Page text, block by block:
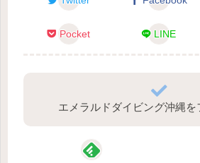
Pocket LINE
エメラルドダイビング沖縄を